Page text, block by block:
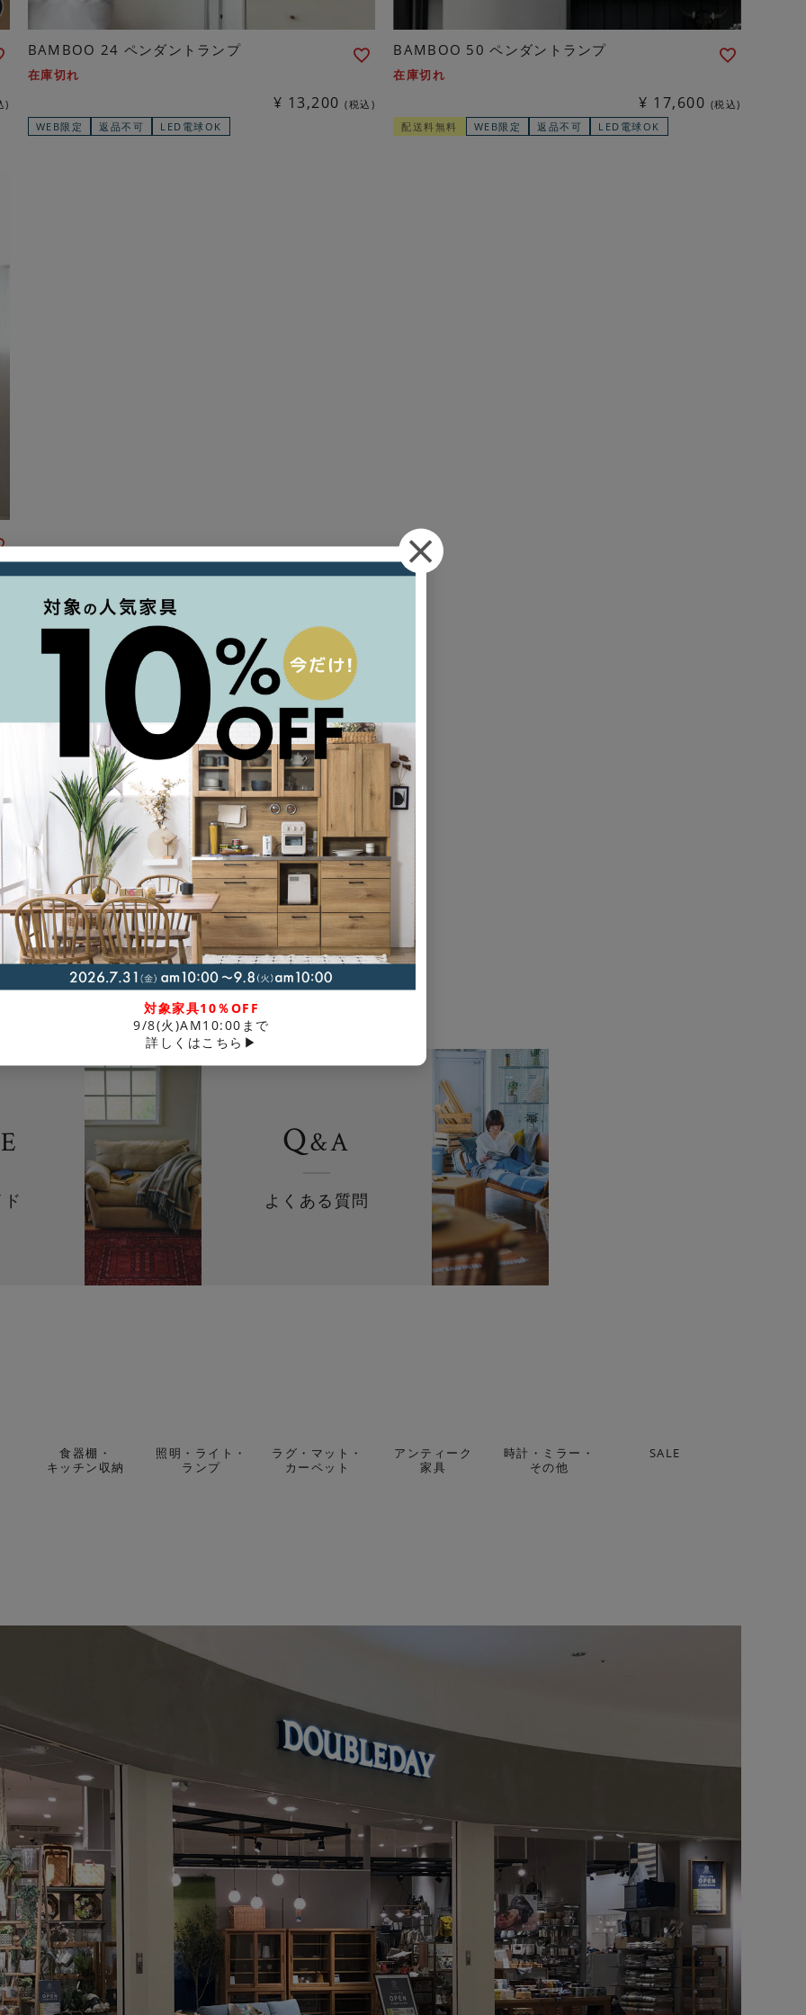
BAMBOO 24 ペンダントランプ
在庫切れ
¥ 13,200
税込
WEB限定
返品不可 LED電球OK
BAMBOO 50 ペンダントランプ
在庫切れ
¥ 17,600
税込
配送料無料
WEB限定 返品不可 LED電球OK
在庫ありの商品のみ
件中 -7件表示
MORE
Q&A
よくある質問
食器棚・
キッチン収納
照明・ライト・
ランプ
ラグ・マット・
カーペット
アンティーク
家具
時計・ミラー・
その他
SALE
対象家具10％OFF
9/8(火)AM10:00まで
詳しくはこちら▶